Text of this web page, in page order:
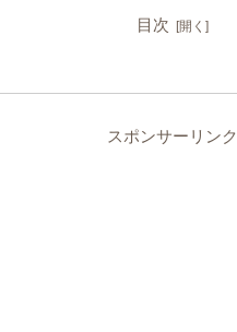
目次
スポンサーリンク